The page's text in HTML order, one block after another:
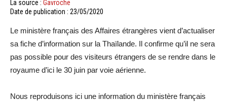
La source : Gavroche
Date de publication : 23/05/2020
Le ministère français des Affaires étrangères vient d’actualiser
sa fiche d’information sur la Thaïlande. Il confirme qu’il ne sera
pas possible pour des visiteurs étrangers de se rendre dans le
royaume d’ici le 30 juin par voie aérienne.
Nous reproduisons ici une information du ministère français